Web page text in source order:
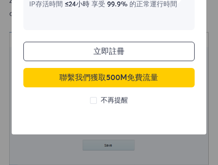
address just now, and click Save.
IP存活時間 ≤24小時享受 99.9%的正常運行時間
立即註冊
聯繫我們獲取500M免費流量
不再提醒